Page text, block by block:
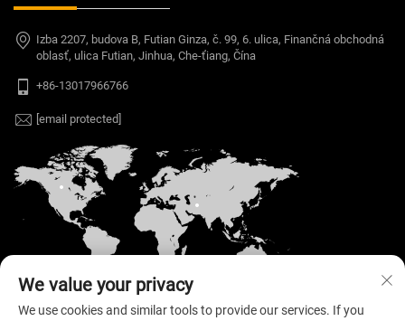
Izba 2207, budova B, Futian Ginza, č. 99, 6. ulica, Finančná obchodná
oblasť, ulica Futian, Jinhua, Che-ťiang, Čína
+86-13017966766
[email protected]
We value your privacy
We use cookies and similar tools to provide our services. If you